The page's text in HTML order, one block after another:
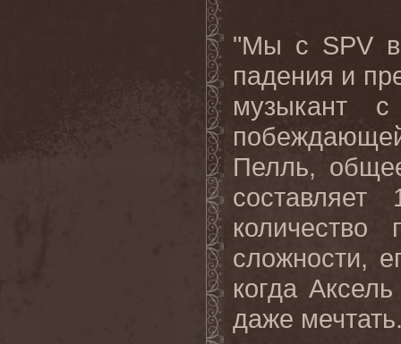
"Мы с SPV
падения и
музыкант
Пелль,
сложности,
когда
даже